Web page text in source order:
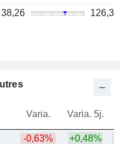
38,26 126,3
Varia. Varia. 5j.
-0,63% +0,48%